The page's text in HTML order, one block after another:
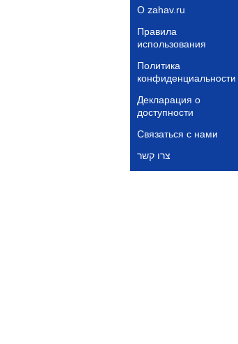
О zahav.ru
Правила
использования
Политика
конфиденциальности
Декларация о
доступности
Связаться с нами
צרו קשר